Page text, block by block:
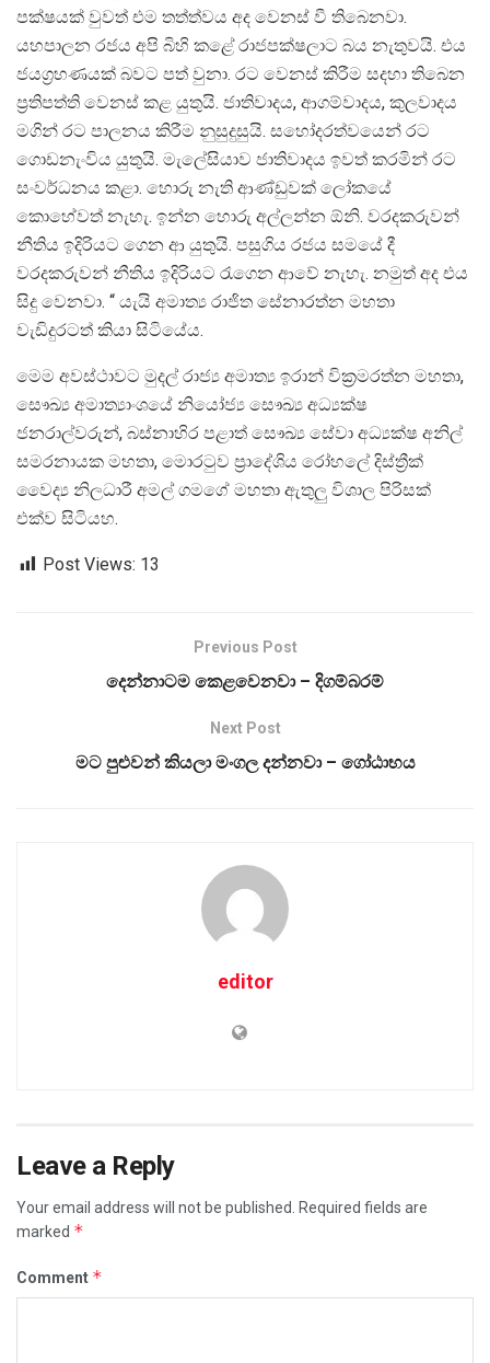
පක්ෂයක් වුවත් එම තත්ත්වය අද වෙනස් වී තිබෙනවා.
යහපාලන රජය අපි බිහි කළේ රාජපක්ෂලාට බය නැතුවයි. එය
ජයග්‍රහණයක් බවට පත් වුනා. රට වෙනස් කිරීම සදහා තිබෙන
ප්‍රතිපත්ති වෙනස් කළ යුතුයි. ජාතිවාදය, ආගම්වාදය, කුලවාදය
මගින් රට පාලනය කිරීම නුසුදුසුයි. සහෝදරත්වයෙන් රට
ගොඩනැංවිය යුතුයි. මැලේසියාව ජාතිවාදය ඉවත් කරමින් රට
සංවර්ධනය කළා. හොරු නැති ආණ්ඩුවක් ලෝකයේ
කොහේවත් නැහැ. ඉන්න හොරු අල්ලන්න ඕනි. වරදකරුවන්
නීතිය ඉදිරියට ගෙන ආ යුතුයි. පසුගිය රජය සමයේ දී
වරදකරුවන් නීතිය ඉදිරියට රැගෙන ආවේ නැහැ. නමුත් අද එය
සිදු වෙනවා. “ යැයි අමාත්‍ය රාජිත සේනාරත්න මහතා
වැඩිදුරටත් කියා සිටියේය.
මෙම අවස්ථාවට මුදල් රාජ්‍ය අමාත්‍ය ඉරාන් වික්‍රමරත්න මහතා,
සෞඛ්‍ය අමාත්‍යාංශයේ නියෝජ්‍ය සෞඛ්‍ය අධ්‍යක්ෂ
ජනරාල්වරුන්, බස්නාහිර පළාත් සෞඛ්‍ය සේවා අධ්‍යක්ෂ අනිල්
සමරනායක මහතා, මොරටුව ප්‍රාදේශිය රෝහලේ දිස්ත්‍රීක්
වෛද්‍ය නිලධාරී අමල් ගමගේ මහතා ඇතුලු විශාල පිරිසක්
එක්ව සිටියහ.
Post Views: 13
Previous Post
දෙන්නාටම කෙළවෙනවා – දිගම්බරම්
Next Post
මට පුළුවන් කියලා මංගල දන්නවා – ගෝඨාභය
editor
Leave a Reply
Your email address will not be published.
Required fields are
marked *
Comment *